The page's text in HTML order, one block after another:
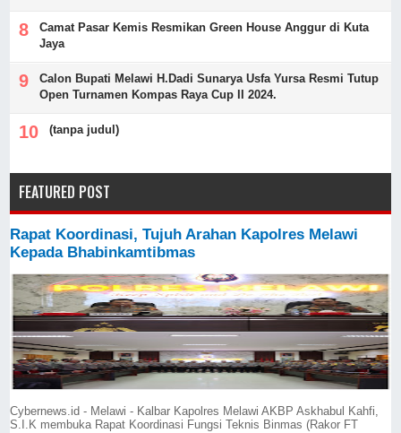
Camat Pasar Kemis Resmikan Green House Anggur di Kuta
Jaya
Calon Bupati Melawi H.Dadi Sunarya Usfa Yursa Resmi Tutup
Open Turnamen Kompas Raya Cup II 2024.
(tanpa judul)
FEATURED POST
Rapat Koordinasi, Tujuh Arahan Kapolres Melawi
Kepada Bhabinkamtibmas
Cybernews.id - Melawi - Kalbar Kapolres Melawi AKBP Askhabul Kahfi,
S.I.K membuka Rapat Koordinasi Fungsi Teknis Binmas (Rakor FT